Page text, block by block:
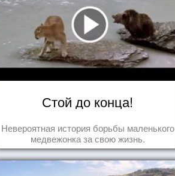
Стой до конца!
Невероятная история борьбы маленького
медвежонка за свою жизнь.